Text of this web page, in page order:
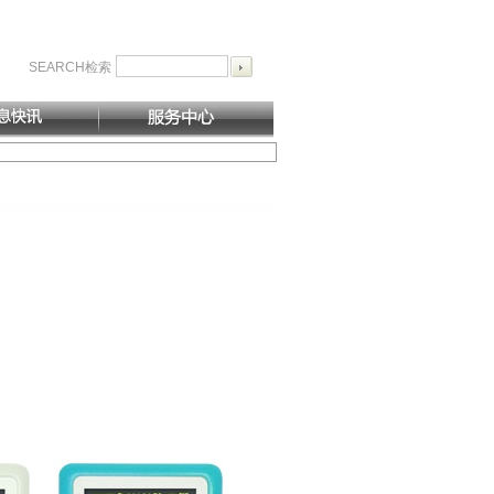
SEARCH检索